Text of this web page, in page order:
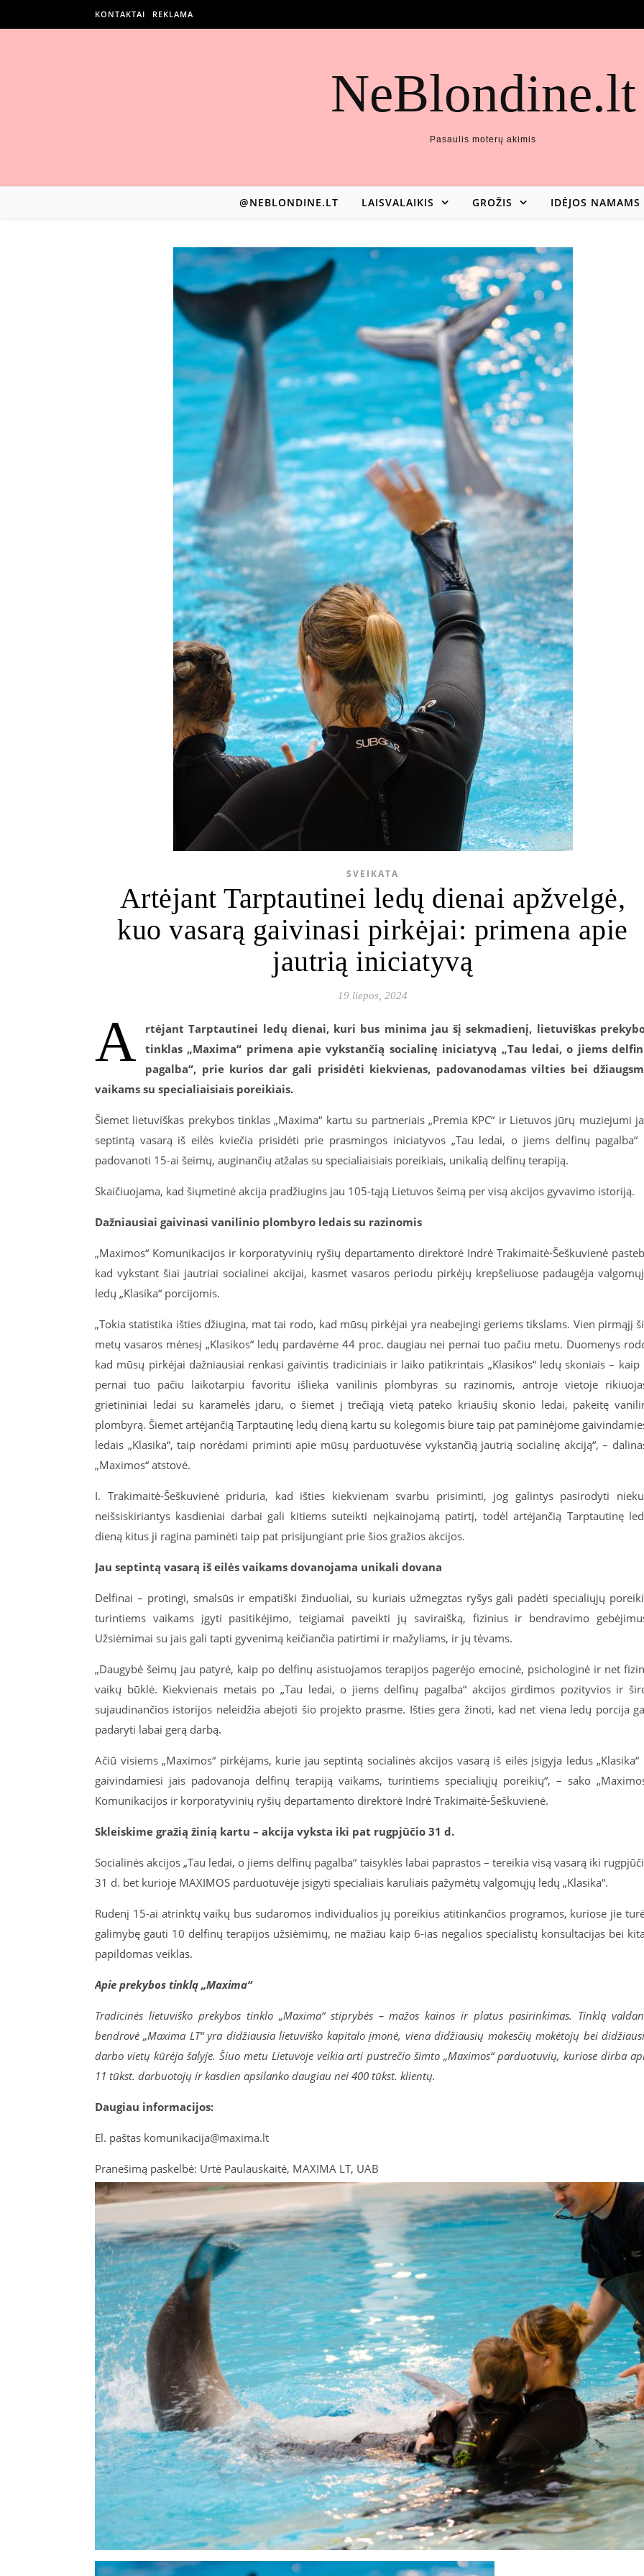
KONTAKTAI REKLAMA
NeBlondine.lt
Pasaulis moterų akimis
@NEBLONDINE.LT LAISVALAIKIS GROŽIS IDĖJOS NAMAMS
SVEIKATA
Artėjant Tarptautinei ledų dienai apžvelgė,
kuo vasarą gaivinasi pirkėjai: primena apie
jautrią iniciatyvą
19 liepos, 2024
A
rtėjant Tarptautinei ledų dienai, kuri bus minima jau šį sekmadienį, lietuviškas
tinklas „Maxima“ primena apie vykstančią socialinę iniciatyvą „Tau ledai, o jiems
pagalba“, prie kurios dar gali prisidėti kiekvienas, padovanodamas vilties bei
vaikams su specialiaisiais poreikiais.
Šiemet lietuviškas prekybos tinklas „Maxima“ kartu su partneriais „Premia KPC“ ir Lietuvos jūrų muziejumi
septintą vasarą iš eilės kviečia prisidėti prie prasmingos iniciatyvos „Tau ledai, o jiems delfinų pagalba“
padovanoti 15-ai šeimų, auginančių atžalas su specialiaisiais poreikiais, unikalią delfinų terapiją.
Skaičiuojama, kad šiųmetinė akcija pradžiugins jau 105-tąją Lietuvos šeimą per visą akcijos gyvavimo istoriją.
Dažniausiai gaivinasi vanilinio plombyro ledais su razinomis
„Maximos“ Komunikacijos ir korporatyvinių ryšių departamento direktorė Indrė Trakimaitė-Šeškuvienė
kad vykstant šiai jautriai socialinei akcijai, kasmet vasaros periodu pirkėjų krepšeliuose padaugėja
ledų „Klasika“ porcijomis.
„Tokia statistika išties džiugina, mat tai rodo, kad mūsų pirkėjai yra neabejingi geriems tikslams. Vien pirmąjį
metų vasaros mėnesį „Klasikos“ ledų pardavėme 44 proc. daugiau nei pernai tuo pačiu metu. Duomenys
kad mūsų pirkėjai dažniausiai renkasi gaivintis tradiciniais ir laiko patikrintais „Klasikos“ ledų skoniais – kaip
pernai tuo pačiu laikotarpiu favoritu išlieka vanilinis plombyras su razinomis, antroje vietoje
grietininiai ledai su karamelės įdaru, o šiemet į trečiąją vietą pateko kriaušių skonio ledai, pakeitę
plombyrą. Šiemet artėjančią Tarptautinę ledų dieną kartu su kolegomis biure taip pat paminėjome
ledais „Klasika“, taip norėdami priminti apie mūsų parduotuvėse vykstančią jautrią socialinę akciją“, –
„Maximos“ atstovė.
I. Trakimaitė-Šeškuvienė priduria, kad išties kiekvienam svarbu prisiminti, jog galintys pasirodyti
neišsiskiriantys kasdieniai darbai gali kitiems suteikti neįkainojamą patirtį, todėl artėjančią Tarptautinę
dieną kitus ji ragina paminėti taip pat prisijungiant prie šios gražios akcijos.
Jau septintą vasarą iš eilės vaikams dovanojama unikali dovana
Delfinai – protingi, smalsūs ir empatiški žinduoliai, su kuriais užmegztas ryšys gali padėti specialiųjų
turintiems vaikams įgyti pasitikėjimo, teigiamai paveikti jų saviraišką, fizinius ir bendravimo
Užsiėmimai su jais gali tapti gyvenimą keičiančia patirtimi ir mažyliams, ir jų tėvams.
„Daugybė šeimų jau patyrė, kaip po delfinų asistuojamos terapijos pagerėjo emocinė, psichologinė ir net
vaikų būklė. Kiekvienais metais po „Tau ledai, o jiems delfinų pagalba“ akcijos girdimos pozityvios ir
sujaudinančios istorijos neleidžia abejoti šio projekto prasme. Išties gera žinoti, kad net viena ledų porcija
padaryti labai gerą darbą.
Ačiū visiems „Maximos“ pirkėjams, kurie jau septintą socialinės akcijos vasarą iš eilės įsigyja ledus „Klasika“
gaivindamiesi jais padovanoja delfinų terapiją vaikams, turintiems specialiųjų poreikių“, – sako
Komunikacijos ir korporatyvinių ryšių departamento direktorė Indrė Trakimaitė-Šeškuvienė.
Skleiskime gražią žinią kartu – akcija vyksta iki pat rugpjūčio 31 d.
Socialinės akcijos „Tau ledai, o jiems delfinų pagalba“ taisyklės labai paprastos – tereikia visą vasarą iki
31 d. bet kurioje MAXIMOS parduotuvėje įsigyti specialiais karuliais pažymėtų valgomųjų ledų „Klasika“.
Rudenį 15-ai atrinktų vaikų bus sudaromos individualios jų poreikius atitinkančios programos, kuriose jie
galimybę gauti 10 delfinų terapijos užsiėmimų, ne mažiau kaip 6-ias negalios specialistų konsultacijas bei
papildomas veiklas.
Apie prekybos tinklą „Maxima“
Tradicinės lietuviško prekybos tinklo „Maxima“ stiprybės – mažos kainos ir platus pasirinkimas. Tinklą
bendrovė „Maxima LT“ yra didžiausia lietuviško kapitalo įmonė, viena didžiausių mokesčių mokėtojų bei
darbo vietų kūrėja šalyje. Šiuo metu Lietuvoje veikia arti pustrečio šimto „Maximos“ parduotuvių, kuriose dirba
11 tūkst. darbuotojų ir kasdien apsilanko daugiau nei 400 tūkst. klientų.
Daugiau informacijos:
El. paštas komunikacija@maxima.lt
Pranešimą paskelbė: Urtė Paulauskaitė, MAXIMA LT, UAB